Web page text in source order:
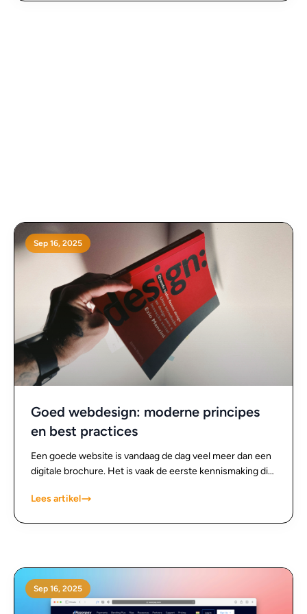
Sep 16, 2025
Goed webdesign: moderne principes
en best practices
Een goede website is vandaag de dag veel meer dan een
digitale brochure. Het is vaak de eerste kennismaking die
indruk die blijft hangen. Waar webdesign vroeger vooral
websites niet alleen mooi, maar vooral effectief en
gebruiksvriendelijk te maken.
Lees artikel
Sep 16, 2025